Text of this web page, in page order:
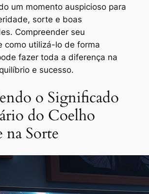
um momento auspicioso para
sorte e boas
Compreender seu
como utilizá-lo de forma
fazer toda a diferença na
e sucesso.
o Significado
do Coelho
na Sorte